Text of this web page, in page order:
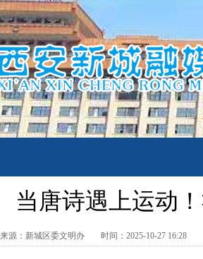
当唐诗遇上运动
来源： 新城区委文明办 时间： 2025-10-27 16:28